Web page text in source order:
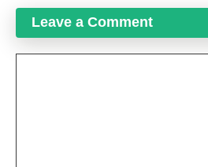
Leave a Comment